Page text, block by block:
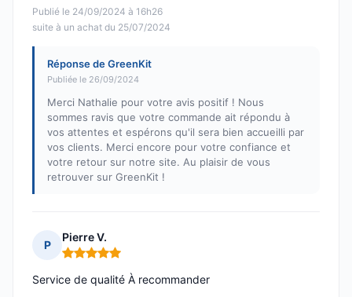
Publié le 24/09/2024 à 16h26
suite à un achat du 25/07/2024
Réponse de GreenKit
Publiée le 26/09/2024
Merci Nathalie pour votre avis positif ! Nous
sommes ravis que votre commande ait répondu à
vos attentes et espérons qu'il sera bien accueilli par
vos clients. Merci encore pour votre confiance et
votre retour sur notre site. Au plaisir de vous
retrouver sur GreenKit !
P
Pierre V.
Note : 5 sur 5
Service de qualité À recommander